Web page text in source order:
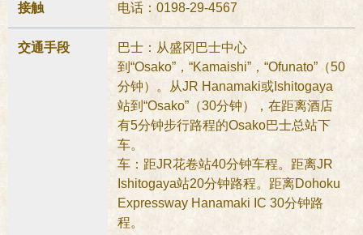
接触 电话：0198-29-4567
交通手段
巴士：从盛冈巴士中心
到“Osako”，“Kamaishi”，“Ofunato”（50
分钟）。从JR Hanamaki或Ishitogaya
站到“Osako”（30分钟），在距离酒店
有5分钟步行路程的Osako巴士总站下
车。
车：距JR花卷站40分钟车程。距离JR
Ishitogaya站20分钟路程。距离Dohoku
Expressway Hanamaki IC 30分钟路
程。